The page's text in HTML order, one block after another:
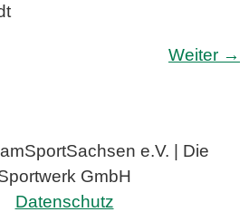
Weiter →
e.V. | Die
GmbH
Datenschutz